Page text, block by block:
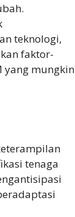
teknologi,
faktor-
yang mungkin
tenaga